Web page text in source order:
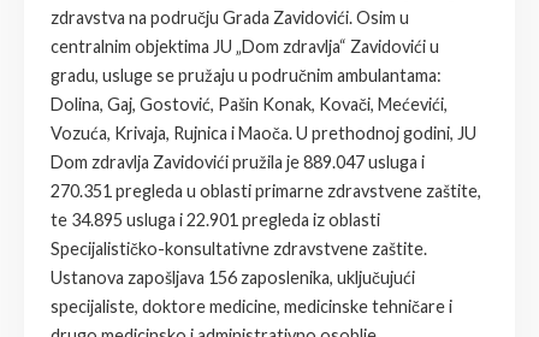
zdravstva na području Grada Zavidovići. Osim u
centralnim objektima JU „Dom zdravlja“ Zavidovići u
gradu, usluge se pružaju u područnim ambulantama:
Dolina, Gaj, Gostović, Pašin Konak, Kovači, Mećevići,
Vozuća, Krivaja, Rujnica i Maoča. U prethodnoj godini, JU
Dom zdravlja Zavidovići pružila je 889.047 usluga i
270.351 pregleda u oblasti primarne zdravstvene zaštite,
te 34.895 usluga i 22.901 pregleda iz oblasti
Specijalističko-konsultativne zdravstvene zaštite.
Ustanova zapošljava 156 zaposlenika, uključujući
specijaliste, doktore medicine, medicinske tehničare i